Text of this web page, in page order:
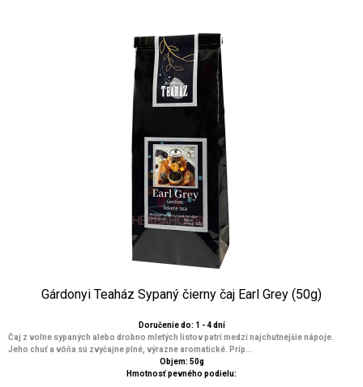
Gárdonyi Teaház Sypaný čierny čaj Earl Grey (50g)
Doručenie do: 1 - 4 dní
Čaj z voľne sypaných alebo drobno mletých listov patrí medzi najchutnejšie nápoje.
Jeho chuť a vôňa sú zvyčajne plné, výrazne aromatické. Príp...
Objem: 50g
Hmotnosť pevného podielu: